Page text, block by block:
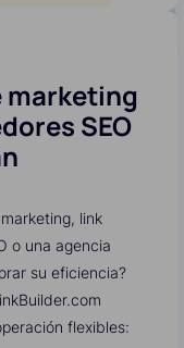
marketing
SEO
link
o una agencia
su eficiencia?
flexibles: